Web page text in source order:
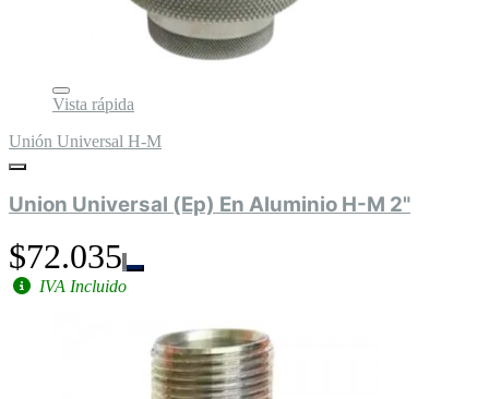
Vista rápida
Unión Universal H-M
Union Universal (Ep) En Aluminio H-M 2"
$72.035
IVA Incluido